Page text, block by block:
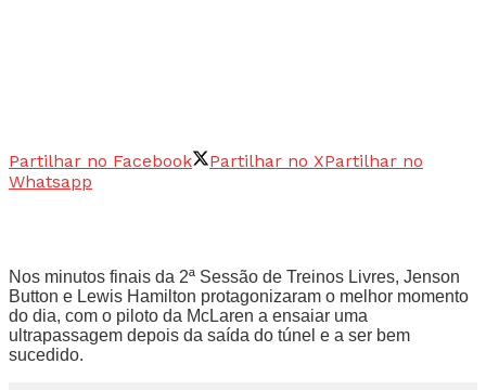
Partilhar no Facebook Partilhar no XPartilhar no
Whatsapp
Nos minutos finais da 2ª Sessão de Treinos Livres, Jenson
Button e Lewis Hamilton protagonizaram o melhor momento
do dia, com o piloto da McLaren a ensaiar uma
ultrapassagem depois da saída do túnel e a ser bem
sucedido.